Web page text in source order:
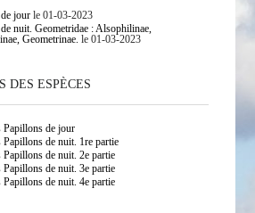
jourle 01-03-2023
nuit. Geometridae : Alsophilinae,
Geometrinae. le 01-03-2023
DES ESPÈCES
Papillons de jour
Papillons de nuit. 1re partie
Papillons de nuit. 2e partie
Papillons de nuit. 3e partie
Papillons de nuit. 4e partie